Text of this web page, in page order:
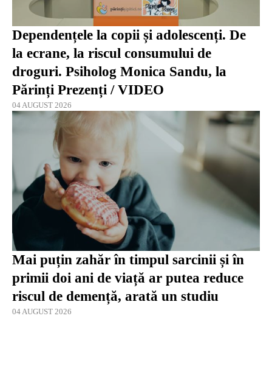
Dependențele la copii și adolescenți. De
la ecrane, la riscul consumului de
droguri. Psiholog Monica Sandu, la
Părinți Prezenți / VIDEO
04 AUGUST 2026
Mai puțin zahăr în timpul sarcinii și în
primii doi ani de viață ar putea reduce
riscul de demență, arată un studiu
04 AUGUST 2026